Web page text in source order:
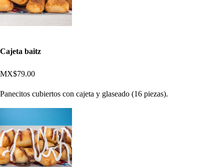
Cajeta baitz
MX$79.00
Panecitos cubiertos con cajeta y glaseado (16 piezas).